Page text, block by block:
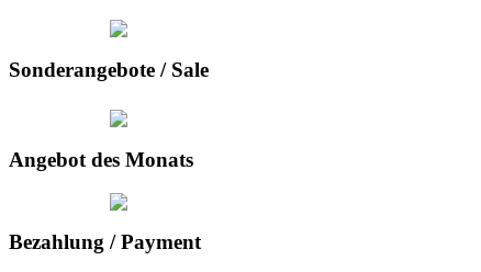
Sonderangebote / Sale
Angebot des Monats
Bezahlung / Payment